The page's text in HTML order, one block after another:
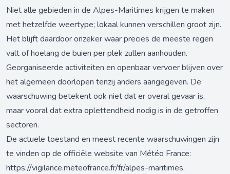
Niet alle gebieden in de Alpes-Maritimes krijgen te maken
met hetzelfde weertype; lokaal kunnen verschillen groot zijn.
Het blijft daardoor onzeker waar precies de meeste regen
valt of hoelang de buien per plek zullen aanhouden.
Georganiseerde activiteiten en openbaar vervoer blijven over
het algemeen doorlopen tenzij anders aangegeven. De
waarschuwing betekent ook niet dat er overal gevaar is,
maar vooral dat extra oplettendheid nodig is in de getroffen
sectoren.
De actuele toestand en meest recente waarschuwingen zijn
te vinden op de officiële website van Météo France:
https://vigilance.meteofrance.fr/fr/alpes-maritimes.